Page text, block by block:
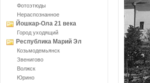
Фотоэтюды
Нераспознанное
Йошкар-Ола 21 века
Город уходящий
Республика Марий Эл
Козьмодемьянск
Звенигово
Волжск
Юрино